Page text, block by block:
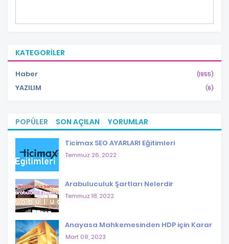
KATEGORILER
Haber (1955)
YAZILIM (6)
POPÜLER SON AÇILAN YORUMLAR
Ticimax SEO AYARLARI Eğitimleri
Temmuz 26, 2022
Arabuluculuk Şartları Nelerdir
Temmuz 18, 2022
Anayasa Mahkemesinden HDP için Karar
Mart 09, 2023